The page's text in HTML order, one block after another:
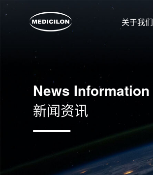
关于我们
News Information
新闻资讯